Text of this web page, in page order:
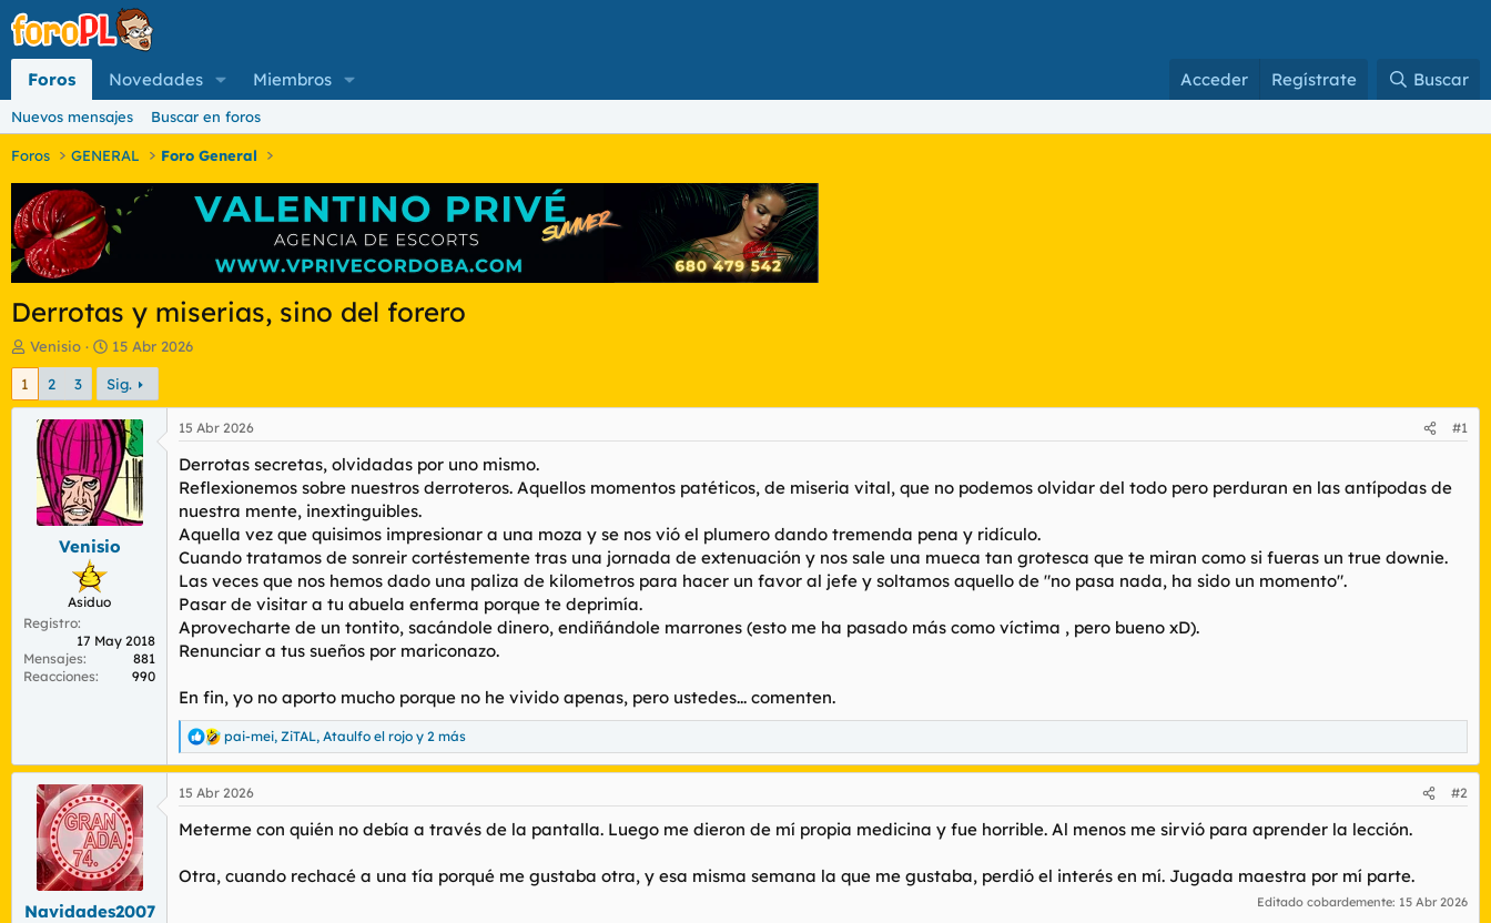
Foros Novedades Miembros Acceder Regístrate Buscar
Nuevos mensajes Buscar en foros
Foros GENERAL Foro General
Derrotas y miserias, sino del forero
I
n
c
a
d
o
d
m
Venisio
F
e
c
h
a
d
e
i
i
c
15 Abr 2026
1 2 3 Sig.
Venisio
Asiduo
Registro
17 May 2018
Mensajes
881
Reacciones
990
15 Abr 2026 #1
Derrotas secretas, olvidadas por uno mismo.
Reflexionemos sobre nuestros derroteros. Aquellos momentos patéticos, de miseria vital, que no podemos olvidar del todo pero perduran en las antípodas de
nuestra mente, inextinguibles.
Aquella vez que quisimos impresionar a una moza y se nos vió el plumero dando tremenda pena y ridículo.
Cuando tratamos de sonreir cortéstemente tras una jornada de extenuación y nos sale una mueca tan grotesca que te miran como si fueras un true downie.
Las veces que nos hemos dado una paliza de kilometros para hacer un favor al jefe y soltamos aquello de "no pasa nada, ha sido un momento".
Pasar de visitar a tu abuela enferma porque te deprimía.
Aprovecharte de un tontito, sacándole dinero, endiñándole marrones (esto me ha pasado más como víctima , pero bueno xD).
Renunciar a tus sueños por mariconazo.
En fin, yo no aporto mucho porque no he vivido apenas, pero ustedes... comenten.
R
e
a
c
i
n
e
pai-mei, ZiTAL, Ataulfo el rojo y 2 más
Navidades2007
15 Abr 2026 #2
Meterme con quién no debía a través de la pantalla. Luego me dieron de mí propia medicina y fue horrible. Al menos me sirvió para aprender la lección.
Otra, cuando rechacé a una tía porqué me gustaba otra, y esa misma semana la que me gustaba, perdió el interés en mí. Jugada maestra por mí parte.
Editado cobardemente: 15 Abr 2026